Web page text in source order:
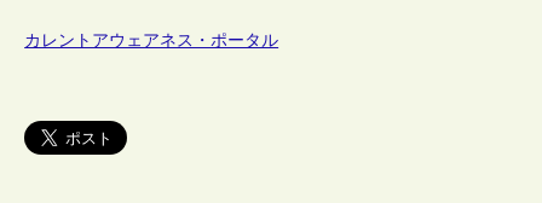
カレントアウェアネス・ポータル